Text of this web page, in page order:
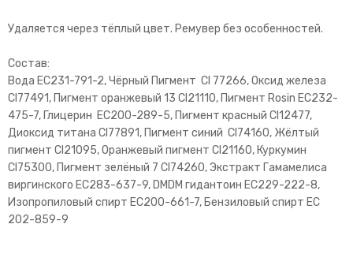
Удаляется через тёплый цвет. Ремувер без особенностей.
Состав:
Вода EC231-791-2, Чёрный Пигмент CI 77266, Оксид железа
CI77491, Пигмент оранжевый 13 CI21110, Пигмент Rosin EC232-
475-7, Глицерин EC200-289-5, Пигмент красный CI12477,
Диоксид титана CI77891, Пигмент синий CI74160, Жёлтый
пигмент CI21095, Оранжевый пигмент CI21160, Куркумин
CI75300, Пигмент зелёный 7 CI74260, Экстракт Гамамелиса
виргинского EC283-637-9, DMDM гидантоин EC229-222-8,
Изопропиловый спирт EC200-661-7, Бензиловый спирт EC
202-859-9